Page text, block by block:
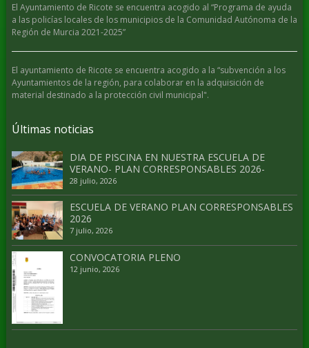
El Ayuntamiento de Ricote se encuentra acogido al “Programa de ayuda
a las policías locales de los municipios de la Comunidad Autónoma de la
Región de Murcia 2021-2025”
El ayuntamiento de Ricote se encuentra acogido a la “subvención a los
Ayuntamientos de la región, para colaborar en la adquisición de
material destinado a la protección civil municipal".
Últimas noticias
DIA DE PISCINA EN NUESTRA ESCUELA DE
VERANO- PLAN CORRESPONSABLES 2026-
28 julio, 2026
ESCUELA DE VERANO PLAN CORRESPONSABLES
2026
7 julio, 2026
CONVOCATORIA PLENO
12 junio, 2026